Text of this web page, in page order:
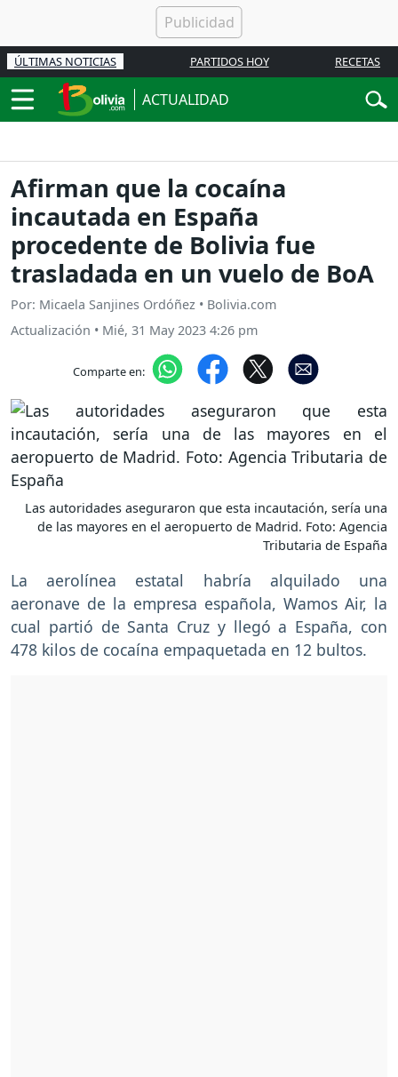
ÚLTIMAS NOTICIAS PARTIDOS HOY RECETAS
ACTUALIDAD
Afirman que la cocaína
incautada en España
procedente de Bolivia fue
trasladada en un vuelo de BoA
Por: Micaela Sanjines Ordóñez • Bolivia.com
Actualización • Mié, 31 May 2023 4:26 pm
Comparte en:
Las autoridades aseguraron que esta incautación, sería una
de las mayores en el aeropuerto de Madrid. Foto: Agencia
Tributaria de España
La aerolínea estatal habría alquilado una
aeronave de la empresa española, Wamos Air, la
cual partió de Santa Cruz y llegó a España, con
478 kilos de cocaína empaquetada en 12 bultos.